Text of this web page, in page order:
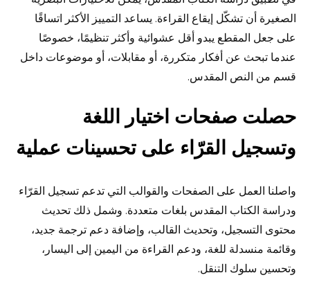
الصغيرة أن تشكّل إيقاع القراءة. يساعد التمييز الأكثر اتساقًا
على جعل المقطع يبدو أقل عشوائية وأكثر تنظيمًا، خصوصًا
عندما تبحث عن أفكار متكررة، أو مقابلات، أو موضوعات داخل
قسم من النص المقدس.
حصلت صفحات اختيار اللغة
وتسجيل القرّاء على تحسينات عملية
واصلنا العمل على الصفحات والقوالب التي تدعم تسجيل القرّاء
ودراسة الكتاب المقدس بلغات متعددة. وشمل ذلك تحديث
محتوى التسجيل، وتحديث القالب، وإضافة دعم ترجمة جديد،
وقائمة منسدلة للغة، ودعم القراءة من اليمين إلى اليسار،
وتحسين سلوك التنقل.